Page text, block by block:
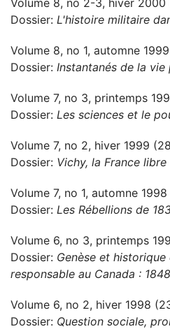
Volume 8, no 2-3, hiver 2000
Dossier: L'histoire militaire
Volume 8, no 1, automne
Dossier: Instantanés de la
Volume 7, no 3, printemps
Dossier: Les sciences et le
Volume 7, no 2, hiver 1999
Dossier: Vichy, la France
Volume 7, no 1, automne
Dossier: Les Rébellions de
Volume 6, no 3, printemps
Dossier: Genèse et
responsable au Canada :
Volume 6, no 2, hiver 1998
Dossier: Question sociale,